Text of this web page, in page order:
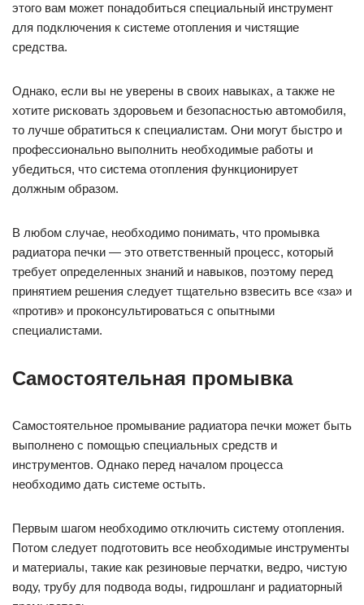
этого вам может понадобиться специальный инструмент
для подключения к системе отопления и чистящие
средства.
Однако, если вы не уверены в своих навыках, а также не
хотите рисковать здоровьем и безопасностью автомобиля,
то лучше обратиться к специалистам. Они могут быстро и
профессионально выполнить необходимые работы и
убедиться, что система отопления функционирует
должным образом.
В любом случае, необходимо понимать, что промывка
радиатора печки — это ответственный процесс, который
требует определенных знаний и навыков, поэтому перед
принятием решения следует тщательно взвесить все «за» и
«против» и проконсультироваться с опытными
специалистами.
Самостоятельная промывка
Самостоятельное промывание радиатора печки может быть
выполнено с помощью специальных средств и
инструментов. Однако перед началом процесса
необходимо дать системе остыть.
Первым шагом необходимо отключить систему отопления.
Потом следует подготовить все необходимые инструменты
и материалы, такие как резиновые перчатки, ведро, чистую
воду, трубу для подвода воды, гидрошланг и радиаторный